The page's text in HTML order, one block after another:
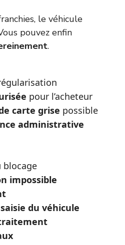
le véhicule
pouvez enfin
.
pour l’acheteur
carte grise possible
administrative
blocage
impossible
du véhicule